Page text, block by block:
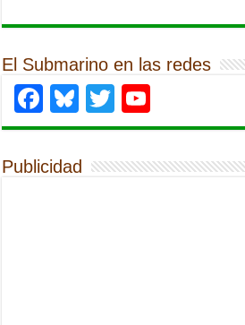
El Submarino en las redes
Facebook
Bluesky
Twitter
Publicidad